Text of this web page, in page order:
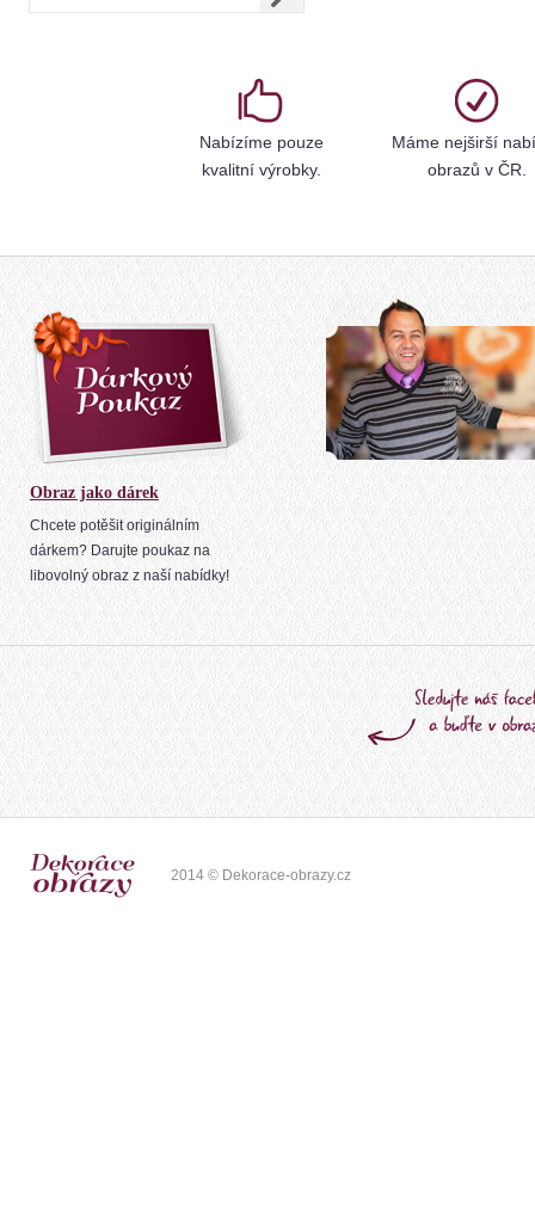
Nabízíme pouze
kvalitní výrobky.
Máme nejširší
obrazů v ČR.
Obraz jako dárek
Chcete potěšit originálním
dárkem? Darujte poukaz na
libovolný obraz z naší nabídky!
2014 © Dekorace-obrazy.cz